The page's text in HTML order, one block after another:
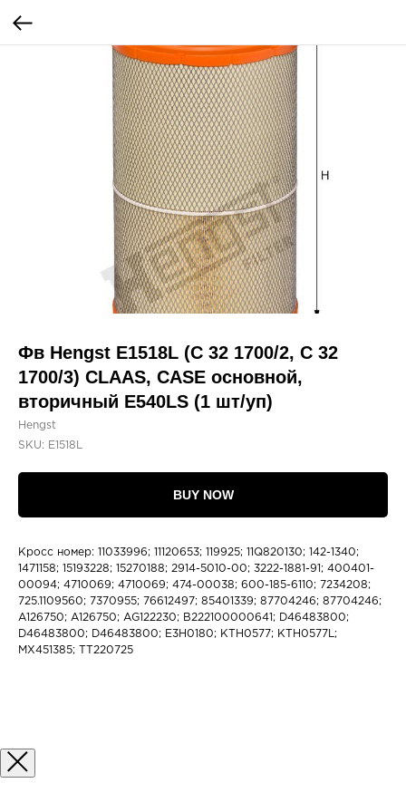
Фв Hengst E1518L (C 32 1700/2, C 32
1700/3) CLAAS, CASE основной,
вторичный E540LS (1 шт/уп)
Hengst
SKU:
E1518L
BUY NOW
Кросс номер: 11033996; 11120653; 119925; 11Q820130; 142-1340;
1471158; 15193228; 15270188; 2914-5010-00; 3222-1881-91; 400401-
00094; 4710069; 4710069; 474-00038; 600-185-6110; 7234208;
725.1109560; 7370955; 76612497; 85401339; 87704246; 87704246;
A126750; A126750; AG122230; B222100000641; D46483800;
D46483800; D46483800; E3H0180; KTH0577; KTH0577L;
MX451385; TT220725